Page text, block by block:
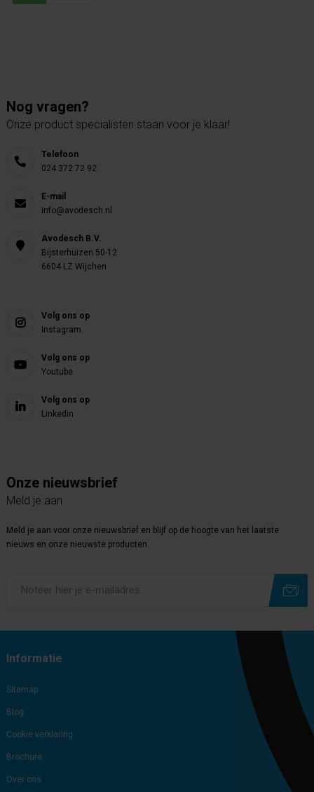
Nog vragen?
Onze product specialisten staan voor je klaar!
Telefoon
024 372 72 92
E-mail
info@avodesch.nl
Avodesch B.V.
Bijsterhuizen 50-12
6604 LZ Wijchen
Volg ons op
Instagram
Volg ons op
Youtube
Volg ons op
Linkedin
Onze nieuwsbrief
Meld je aan
Meld je aan voor onze nieuwsbrief en blijf op de hoogte van het laatste
nieuws en onze nieuwste producten.
Informatie
Sitemap
Blog
Cookie verklaring
Brochure
Over ons